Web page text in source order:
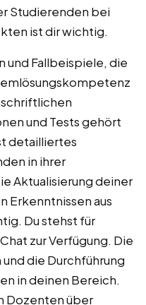
Studierenden bei
ist dir wichtig.
und Fallbeispiele, die
und Tests gehört
detailliertes
in ihrer
Aktualisierung deiner
Erkenntnissen aus
Du stehst für
zur Verfügung. Die
die Durchführung
in deinen Bereich.
Dozenten über